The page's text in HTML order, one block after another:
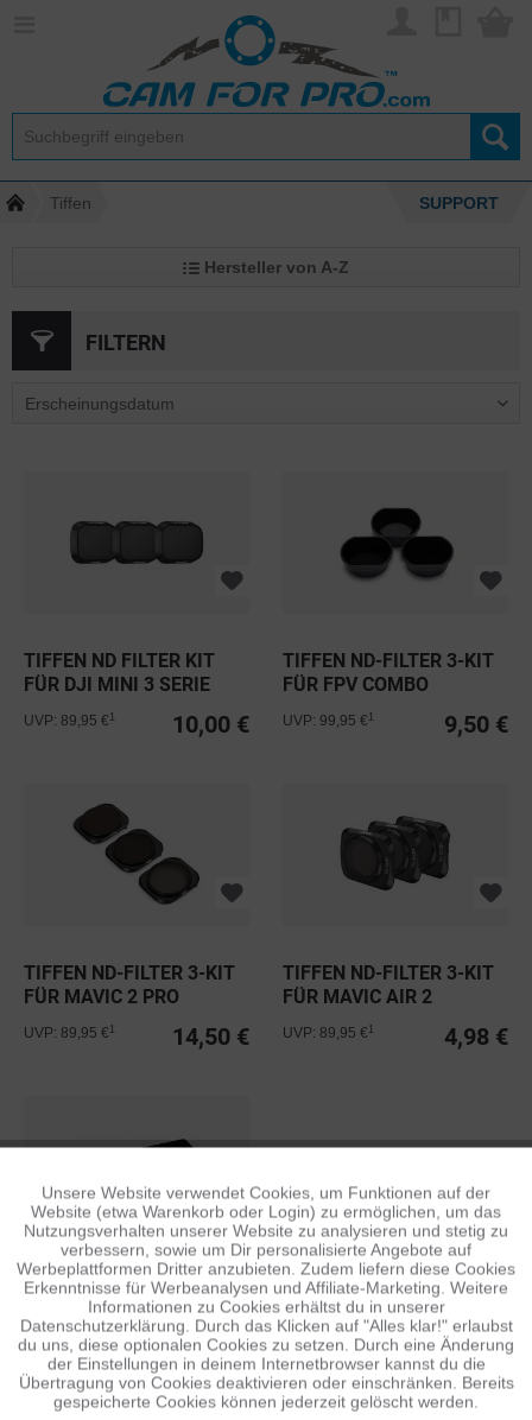
Tiffen SUPPORT
Hersteller von A-Z
FILTERN
TIFFEN ND FILTER KIT
FÜR DJI MINI 3 SERIE
10,00 €
UVP: 89,95 €
TIFFEN ND-FILTER 3-KIT
FÜR FPV COMBO
9,50 €
UVP: 99,95 €
TIFFEN ND-FILTER 3-KIT
FÜR MAVIC 2 PRO
14,50 €
UVP: 89,95 €
TIFFEN ND-FILTER 3-KIT
FÜR MAVIC AIR 2
4,98 €
UVP: 89,95 €
TIFFEN STEADICAM
CURVE BALANCE
WEIGHTS
2,48 €
UVP: 19,95 €1
Funktionale Aktiv
Tracking Inaktiv
Personalisierung Inaktiv
Service Inaktiv
Unsere Website verwendet Cookies, um Funktionen auf der
Website (etwa Warenkorb oder Login) zu ermöglichen, um das
Nutzungsverhalten unserer Website zu analysieren und stetig zu
verbessern, sowie um Dir personalisierte Angebote auf
Werbeplattformen Dritter anzubieten. Zudem liefern diese Cookies
Erkenntnisse für Werbeanalysen und Affiliate-Marketing. Weitere
Informationen zu Cookies erhältst du in unserer
Datenschutzerklärung. Durch das Klicken auf "Alles klar!" erlaubst
du uns, diese optionalen Cookies zu setzen. Durch eine Änderung
der Einstellungen in deinem Internetbrowser kannst du die
Übertragung von Cookies deaktivieren oder einschränken. Bereits
gespeicherte Cookies können jederzeit gelöscht werden.